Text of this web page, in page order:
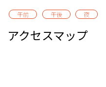
午前 午後 夜
アクセスマップ